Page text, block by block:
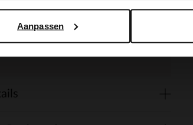
Aanpassen
haben eine Länge von 4 cm
von 2 cm.